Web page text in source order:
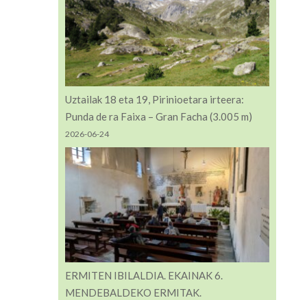
Uztailak 18 eta 19, Pirinioetara irteera:
Punda de ra Faixa – Gran Facha (3.005 m)
2026-06-24
ERMITEN IBILALDIA. EKAINAK 6.
MENDEBALDEKO ERMITAK.